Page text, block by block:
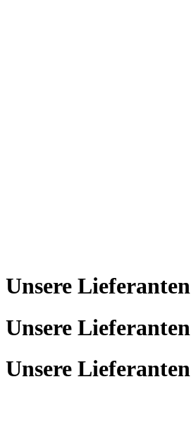
Unsere Lieferanten
Unsere Lieferanten
Unsere Lieferanten